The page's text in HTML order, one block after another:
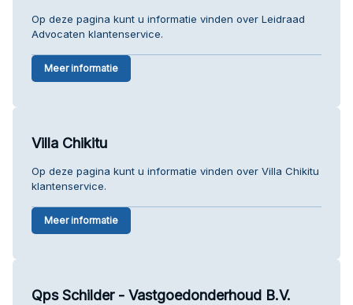
Op deze pagina kunt u informatie vinden over Leidraad
Advocaten klantenservice.
Meer informatie
Villa Chikitu
Op deze pagina kunt u informatie vinden over Villa Chikitu
klantenservice.
Meer informatie
Qps Schilder - Vastgoedonderhoud B.V.